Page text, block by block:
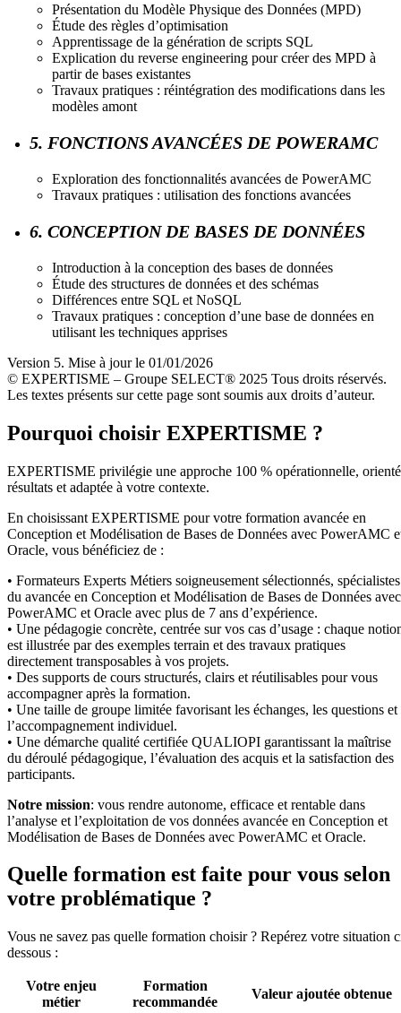
Présentation du Modèle Physique des Données (MPD)
Étude des règles d’optimisation
Apprentissage de la génération de scripts SQL
Explication du reverse engineering pour créer des MPD à
partir de bases existantes
Travaux pratiques : réintégration des modifications dans les
modèles amont
5. FONCTIONS AVANCÉES DE POWERAMC
Exploration des fonctionnalités avancées de PowerAMC
Travaux pratiques : utilisation des fonctions avancées
6. CONCEPTION DE BASES DE DONNÉES
Introduction à la conception des bases de données
Étude des structures de données et des schémas
Différences entre SQL et NoSQL
Travaux pratiques : conception d’une base de données en
utilisant les techniques apprises
Version 5. Mise à jour le 01/01/2026
© EXPERTISME – Groupe SELECT® 2025 Tous droits réservés.
Les textes présents sur cette page sont soumis aux droits d’auteur.
Pourquoi choisir EXPERTISME ?
EXPERTISME privilégie une approche 100 % opérationnelle,
résultats et adaptée à votre contexte.
En choisissant EXPERTISME pour votre formation avancée en
Conception et Modélisation de Bases de Données avec PowerAMC
Oracle, vous bénéficiez de :
• Formateurs Experts Métiers soigneusement sélectionnés, spécialistes
du avancée en Conception et Modélisation de Bases de Données avec
PowerAMC et Oracle avec plus de 7 ans d’expérience.
• Une pédagogie concrète, centrée sur vos cas d’usage : chaque
est illustrée par des exemples terrain et des travaux pratiques
directement transposables à vos projets.
• Des supports de cours structurés, clairs et réutilisables pour vous
accompagner après la formation.
• Une taille de groupe limitée favorisant les échanges, les questions et
l’accompagnement individuel.
• Une démarche qualité certifiée QUALIOPI garantissant la maîtrise
du déroulé pédagogique, l’évaluation des acquis et la satisfaction des
participants.
Notre mission: vous rendre autonome, efficace et rentable dans
l’analyse et l’exploitation de vos données avancée en Conception et
Modélisation de Bases de Données avec PowerAMC et Oracle.
Quelle formation est faite pour vous selon
votre problématique ?
Vous ne savez pas quelle formation choisir ? Repérez votre situation
dessous :
Votre enjeu
métier
Formation
recommandée
Valeur ajoutée obtenue